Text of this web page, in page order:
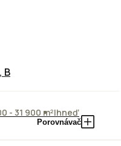
B
- 31 900 m²Ihneď
Porovnávač